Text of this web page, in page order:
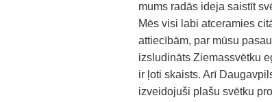
mums radās ideja saistīt
Mēs visi labi atceramies
attiecībām, par mūsu
izsludināts Ziemassvētku
ir ļoti skaists. Arī
izveidojuši plašu svētku